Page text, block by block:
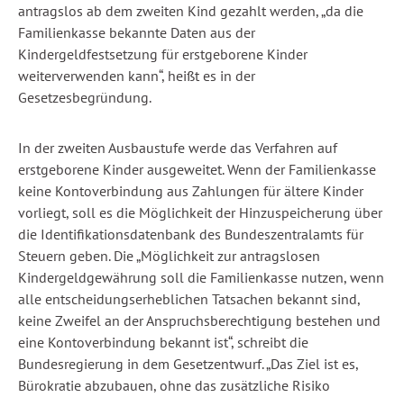
antragslos ab dem zweiten Kind gezahlt werden, „da die
Familienkasse bekannte Daten aus der
Kindergeldfestsetzung für erstgeborene Kinder
weiterverwenden kann“, heißt es in der
Gesetzesbegründung.
In der zweiten Ausbaustufe werde das Verfahren auf
erstgeborene Kinder ausgeweitet. Wenn der Familienkasse
keine Kontoverbindung aus Zahlungen für ältere Kinder
vorliegt, soll es die Möglichkeit der Hinzuspeicherung über
die Identifikationsdatenbank des Bundeszentralamts für
Steuern geben. Die „Möglichkeit zur antragslosen
Kindergeldgewährung soll die Familienkasse nutzen, wenn
alle entscheidungserheblichen Tatsachen bekannt sind,
keine Zweifel an der Anspruchsberechtigung bestehen und
eine Kontoverbindung bekannt ist“, schreibt die
Bundesregierung in dem Gesetzentwurf. „Das Ziel ist es,
Bürokratie abzubauen, ohne das zusätzliche Risiko